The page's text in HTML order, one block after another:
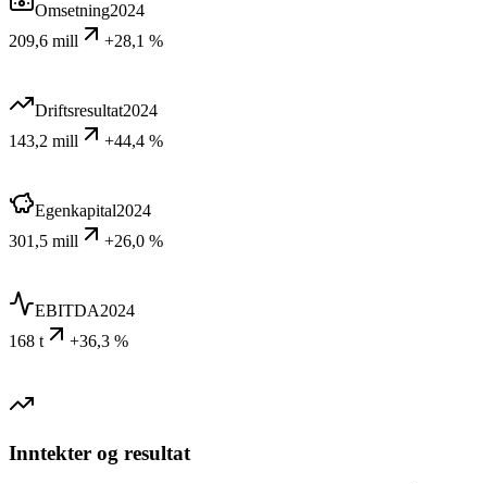
Omsetning2024
209,6 mill
+28,1 %
Driftsresultat2024
143,2 mill
+44,4 %
Egenkapital2024
301,5 mill
+26,0 %
EBITDA2024
168 t
+36,3 %
Inntekter og resultat